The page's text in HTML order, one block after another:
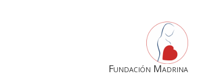
Fundación Madrina